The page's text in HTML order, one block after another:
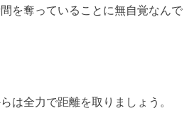
を奪っていることに無自覚なんで
は全力で距離を取りましょう。